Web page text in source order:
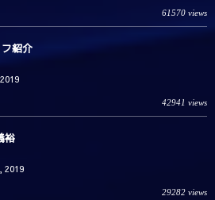
61570 views
紹介
42941 views
裕
2019
29282 views